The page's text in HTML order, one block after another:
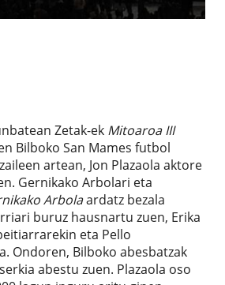
Zetak-ek Mitoaroa III
Bilboko San Mames futbol
artean, Jon Plazaola aktore
Gernikako Arbolari eta
Arbolaardatz bezala
buruz hausnartu zuen, Erika
eta Pello
Ondoren, Bilboko abesbatzak
abestu zuen. Plazaola oso